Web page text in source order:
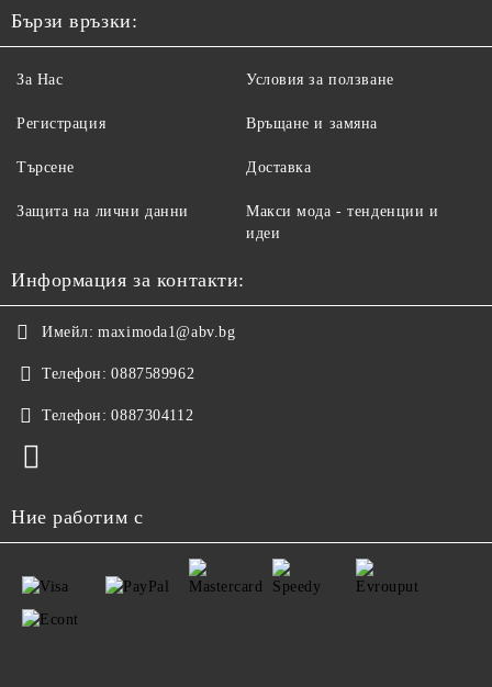
Бързи връзки:
За Нас
Регистрация
Търсене
Защита на лични данни
Условия за ползване
Връщане и замяна
Доставка
Макси мода - тенденции и
идеи
Информация за контакти:
Имейл: maximoda1@abv.bg
Телефон: 0887589962
Телефон: 0887304112
Ние работим с